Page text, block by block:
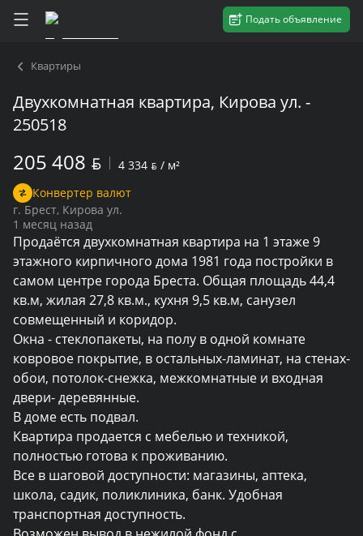
Подать объявление
Квартиры
Двухкомнатная квартира, Кирова ул. -
250518
205 408 BYN 4 334 BYN / м²
Конвертер валют
г. Брест, Кирова ул.
1 месяц назад
Продаётся двухкомнатная квартира на 1 этаже 9
этажного кирпичного дома 1981 года постройки в
самом центре города Бреста. Общая площадь 44,4
кв.м, жилая 27,8 кв.м., кухня 9,5 кв.м, санузел
совмещенный и коридор.
Окна - стеклопакеты, на полу в одной комнате
ковровое покрытие, в остальных-ламинат, на стенах-
обои, потолок-снежка, межкомнатные и входная
двери- деревянные.
В доме есть подвал.
Квартира продается с мебелью и техникой,
полностью готова к проживанию.
Все в шаговой доступности: магазины, аптека,
школа, садик, поликлиника, банк. Удобная
транспортная доступность.